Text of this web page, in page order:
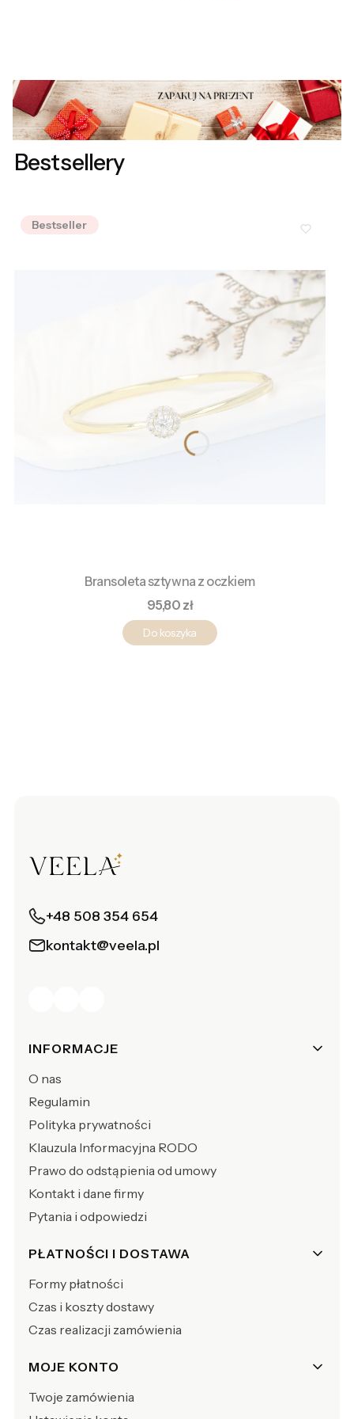
Bestsellery
Bestseller
Bransoleta sztywna z oczkiem
Cena
95,80 zł
Do koszyka
+48 508 354 654
kontakt@veela.pl
Linki w stopce
INFORMACJE
O nas
Regulamin
Polityka prywatności
Klauzula Informacyjna RODO
Prawo do odstąpienia od umowy
Kontakt i dane firmy
Pytania i odpowiedzi
PŁATNOŚCI I DOSTAWA
Formy płatności
Czas i koszty dostawy
Czas realizacji zamówienia
MOJE KONTO
Twoje zamówienia